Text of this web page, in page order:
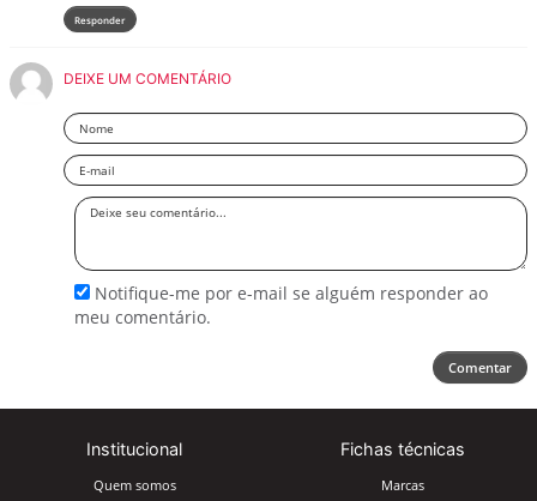
Responder
DEIXE UM COMENTÁRIO
Nome
Email
Deixe
Notifique-me por e-mail se alguém responder ao
meu comentário.
Comentar
Institucional
Quem somos
Fichas técnicas
Marcas